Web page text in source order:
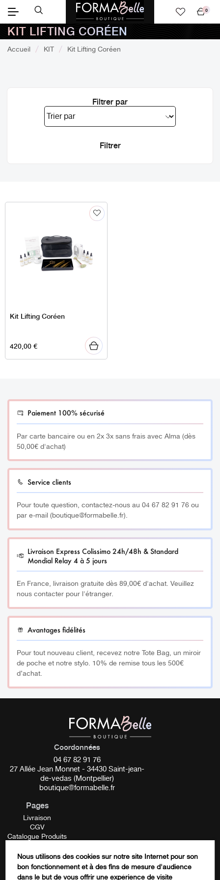
panier
0
KIT LIFTING CORÉEN
Accueil KIT Kit Lifting Coréen
Filtrer par
Kit Lifting Coréen
420,00€
Paiement 100% sécurisé
Par carte bancaire ou en 2x 3x sans frais avec Alma (dès
50,00€ d'achat)
Service clients
Pour toute question, contactez-nous au 04 67 82 91 76 ou
par e-mail (boutique@formabelle.fr).
Livraison Express Colissimo 24h/48h & Standard
Mondial Relay 4 à 5 jours
En France, livraison gratuite dès 89,00€ d'achat. Veuillez
nous contacter pour l'étranger.
Avantages fidélités
Pour tout nouveau client, recevez notre Tote Bag, un miroir
de poche et notre stylo. 10% de remise tous les 500€
d’achat.
Name
Coordonnées
04 67 82 91 76
27 Allée Jean Monnet - 34430 Saint-jean-
de-vedas (Montpellier)
boutique@formabelle.fr
Pages
Livraison
CGV
Catalogue Produits
Contactez-nous
FORMATION
Nous utilisons des cookies sur notre site Internet pour son
bon fonctionnement et à des fins de mesure d'audience
dans le but de vous offrir une expérience de visite